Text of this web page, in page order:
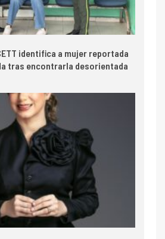
identifica a mujer reportada
tras encontrarla desorientada